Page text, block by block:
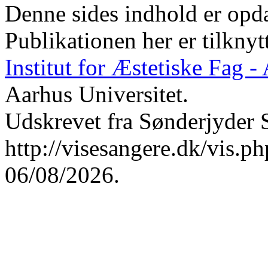
Denne sides indhold er
Publikationen her er
Institut for Æstetiske Fag -
Aarhus Universitet.
Udskrevet fra Sønderjyder
http://visesangere.dk/
06/08/2026.